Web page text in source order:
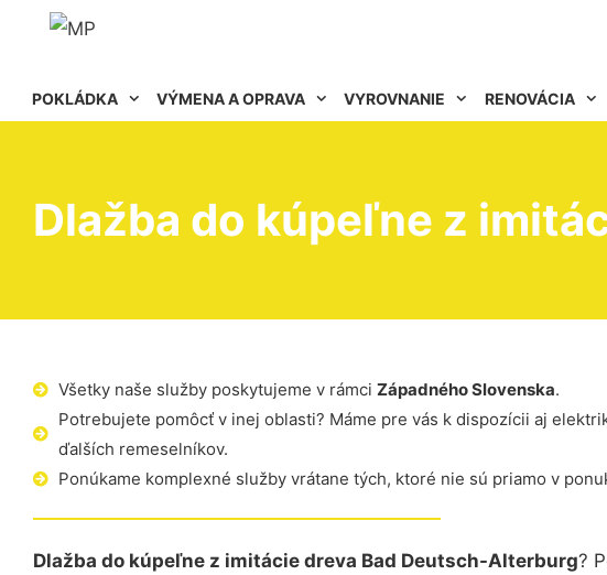
POKLÁDKA VÝMENA A OPRAVA VYROVNANIE RENOVÁCIA
Dlažba do kúpeľne z
Všetky naše služby poskytujeme v rámci Západného Slovenska.
Potrebujete pomôcť v inej oblasti? Máme pre vás k dispozícii aj
ďalších remeselníkov.
Ponúkame komplexné služby vrátane tých, ktoré nie sú priamo v
Dlažba do kúpeľne z imitácie dreva Bad Deutsch-Alterburg?